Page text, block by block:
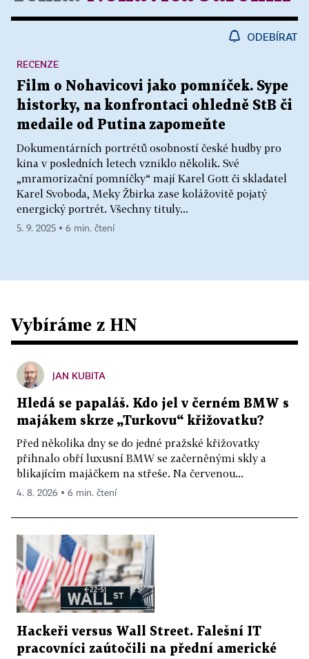
ODEBÍRAT
Film o Nohavicovi jako pomníček. Sype
historky, na konfrontaci ohledně StB či
medaile od Putina zapomeňte
Dokumentárních portrétů osobností české hudby pro
kina v posledních letech vzniklo několik. Své
„mramorizační pomníčky“ mají Karel Gott či skladatel
Karel Svoboda, Meky Žbirka zase kolážovitě pojatý
energický portrét. Všechny tituly...
RECENZE
5. 9. 2025 ▪ 6 min. čtení
Vybíráme z HN
JAN KUBITA
Hledá se papaláš. Kdo jel v černém BMW s
majákem skrze „Turkovu“ křižovatku?
Před několika dny se do jedné pražské křižovatky
přihnalo obří luxusní BMW se začerněnými skly a
blikajícím majáčkem na střeše. Na červenou...
4. 8. 2026 ▪ 6 min. čtení
Hackeři versus Wall Street. Falešní IT
pracovníci zaútočili na přední americké